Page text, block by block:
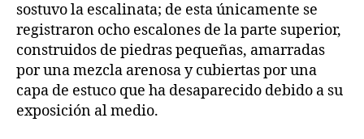
sostuvo la escalinata; de esta únicamente se
registraron ocho escalones de la parte superior,
construidos de piedras pequeñas, amarradas
por una mezcla arenosa y cubiertas por una
capa de estuco que ha desaparecido debido a su
exposición al medio.